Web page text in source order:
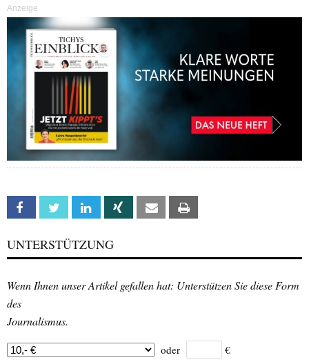
Anzeige
Facebook Twitter Linkedin Xing Email
UNTERSTÜTZUNG
Wenn Ihnen unser Artikel gefallen hat: Unterstützen Sie diese Form
des
Journalismus.
oder €